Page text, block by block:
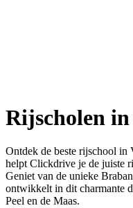
Rijscholen
Ontdek de beste rijschool in
helpt Clickdrive je de juiste
Geniet van de unieke
ontwikkelt in dit charmante
Peel en de Maas.